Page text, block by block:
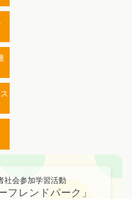
社会参加学習活動
フレンドパーク」